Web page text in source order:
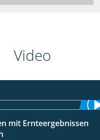
Video
11:01
mit Ernteergebnissen